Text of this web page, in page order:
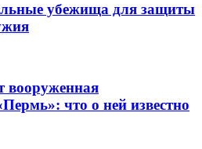
убежища для защиты
вооруженная
что о ней известно